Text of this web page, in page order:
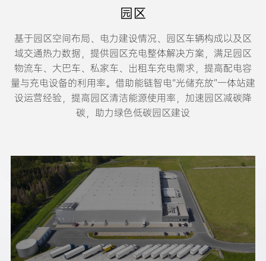
园区
基于园区空间布局、电力建设情况、园区车辆构成以及区
域交通热力数据，提供园区充电整体解决方案，满足园区
物流车、大巴车、私家车、出租车充电需求，提高配电容
量与充电设备的利用率。借助能链智电“光储充放”一体站建
设运营经验，提高园区清洁能源使用率，加速园区减碳降
碳，助力绿色低碳园区建设